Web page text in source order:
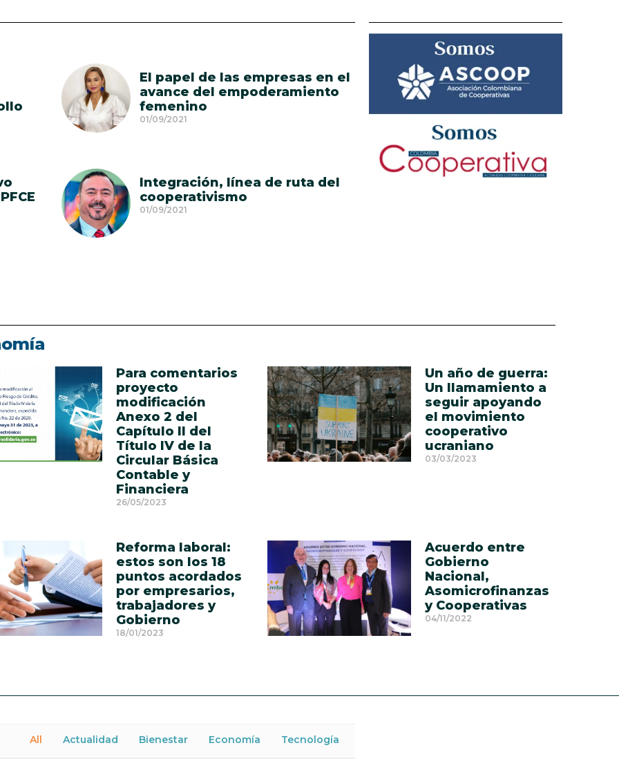
El papel de las empresas en el
avance del empoderamiento
femenino
01/09/2021
Integración, línea de ruta del
cooperativismo
01/09/2021
Para comentarios
proyecto
modificación
Anexo 2 del
Capítulo II del
Título IV de la
Circular Básica
Contable y
Financiera
26/05/2023
Un año de guerra:
Un llamamiento a
seguir apoyando
el movimiento
cooperativo
ucraniano
03/03/2023
Reforma laboral:
estos son los 18
puntos acordados
por empresarios,
trabajadores y
Gobierno
18/01/2023
Acuerdo entre
Gobierno
Nacional,
Asomicrofinanzas
y Cooperativas
04/11/2022
All Actualidad Bienestar Economía Tecnología